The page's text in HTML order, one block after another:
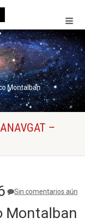
Montalban
–
Sin comentarios aún
Montalban